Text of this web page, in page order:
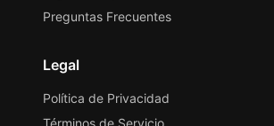
Preguntas Frecuentes
Legal
Política de Privacidad
Términos de Servicio